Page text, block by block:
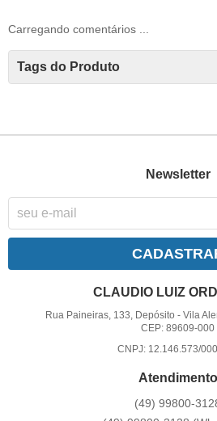
Carregando comentários ...
Tags do Produto
Newsletter
CLAUDIO LUIZ
Rua Paineiras, 133, Depósito -Vila
CEP: 89609-000
CNPJ: 12.146.573/
Atendimento
(49) 99800-